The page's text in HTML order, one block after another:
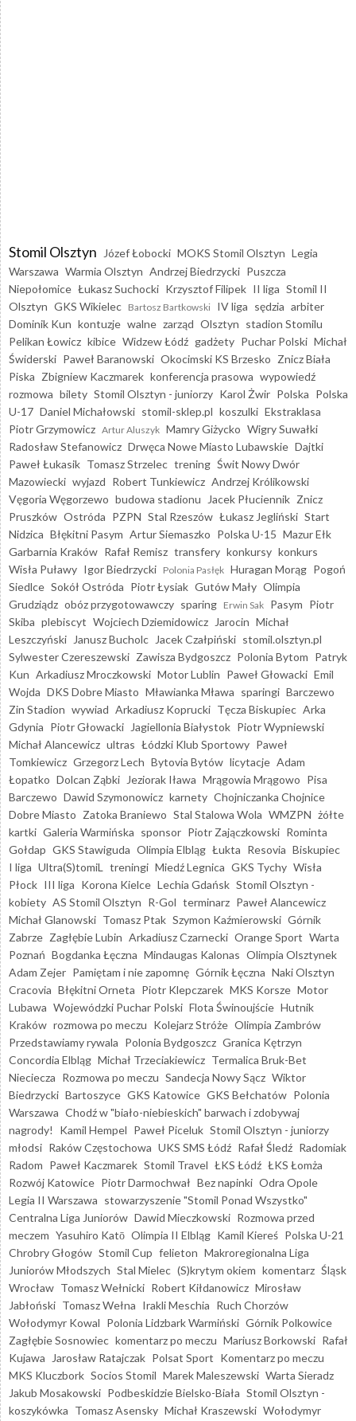
Stomil Olsztyn Józef Łobocki MOKS Stomil Olsztyn Legia
Warszawa Warmia Olsztyn Andrzej Biedrzycki Puszcza
Niepołomice Łukasz Suchocki Krzysztof Filipek II liga Stomil II
Olsztyn GKS Wikielec Bartosz Bartkowski IV liga sędzia arbiter
Dominik Kun kontuzje walne zarząd Olsztyn stadion Stomilu
Pelikan Łowicz kibice Widzew Łódź gadżety Puchar Polski Michał
Świderski Paweł Baranowski Okocimski KS Brzesko Znicz Biała
Piska Zbigniew Kaczmarek konferencja prasowa wypowiedź
rozmowa bilety Stomil Olsztyn - juniorzy Karol Żwir Polska Polska
U-17 Daniel Michałowski stomil-sklep.pl koszulki Ekstraklasa
Piotr Grzymowicz Artur Aluszyk Mamry Giżycko Wigry Suwałki
Radosław Stefanowicz Drwęca Nowe Miasto Lubawskie Dajtki
Paweł Łukasik Tomasz Strzelec trening Świt Nowy Dwór
Mazowiecki wyjazd Robert Tunkiewicz Andrzej Królikowski
Vęgoria Węgorzewo budowa stadionu Jacek Płuciennik Znicz
Pruszków Ostróda PZPN Stal Rzeszów Łukasz Jegliński Start
Nidzica Błękitni Pasym Artur Siemaszko Polska U-15 Mazur Ełk
Garbarnia Kraków Rafał Remisz transfery konkursy konkurs
Wisła Puławy Igor Biedrzycki Polonia Pasłęk Huragan Morąg Pogoń
Siedlce Sokół Ostróda Piotr Łysiak Gutów Mały Olimpia
Grudziądz obóz przygotowawczy sparing Erwin Sak Pasym Piotr
Skiba plebiscyt Wojciech Dziemidowicz Jarocin Michał
Leszczyński
Janusz Bucholc Jacek Czałpiński stomil.olsztyn.pl
Sylwester Czereszewski Zawisza Bydgoszcz Polonia Bytom Patryk
Kun Arkadiusz Mroczkowski Motor Lublin Paweł Głowacki Emil
Wojda DKS Dobre Miasto Mławianka Mława sparingi Barczewo
Zin Stadion wywiad Arkadiusz Koprucki Tęcza Biskupiec Arka
Gdynia Piotr Głowacki Jagiellonia Białystok Piotr Wypniewski
Michał Alancewicz ultras Łódzki Klub Sportowy Paweł
Tomkiewicz Grzegorz Lech Bytovia Bytów licytacje Adam
Łopatko Dolcan Ząbki Jeziorak Iława Mrągowia Mrągowo Pisa
Barczewo Dawid Szymonowicz karnety Chojniczanka Chojnice
Dobre Miasto Zatoka Braniewo Stal Stalowa Wola WMZPN żółte
kartki Galeria Warmińska sponsor Piotr Zajączkowski Rominta
Gołdap GKS Stawiguda Olimpia Elbląg Łukta Resovia Biskupiec
I liga Ultra(S)tomiL treningi Miedź Legnica GKS Tychy Wisła
Płock III liga Korona Kielce Lechia Gdańsk Stomil Olsztyn -
kobiety AS Stomil Olsztyn R-Gol terminarz Paweł Alancewicz
Michał Glanowski Tomasz Ptak Szymon Kaźmierowski Górnik
Zabrze Zagłębie Lubin Arkadiusz Czarnecki Orange Sport Warta
Poznań Bogdanka Łęczna Mindaugas Kalonas Olimpia Olsztynek
Adam Zejer Pamiętam i nie zapomnę Górnik Łęczna Naki Olsztyn
Cracovia Błękitni Orneta Piotr Klepczarek MKS Korsze Motor
Lubawa Wojewódzki Puchar Polski Flota Świnoujście Hutnik
Kraków rozmowa po meczu Kolejarz Stróże Olimpia Zambrów
Przedstawiamy rywala Polonia Bydgoszcz Granica Kętrzyn
Concordia Elbląg Michał Trzeciakiewicz Termalica Bruk-Bet
Nieciecza Rozmowa po meczu Sandecja Nowy Sącz Wiktor
Biedrzycki Bartoszyce GKS Katowice GKS Bełchatów Polonia
Warszawa Chodź w "biało-niebieskich" barwach i zdobywaj
nagrody!
Kamil Hempel Paweł Piceluk Stomil Olsztyn - juniorzy
młodsi Raków Częstochowa UKS SMS Łódź Rafał Śledź Radomiak
Radom Paweł Kaczmarek Stomil Travel ŁKS Łódź ŁKS Łomża
Rozwój Katowice Piotr Darmochwał Bez napinki Odra Opole
Legia II Warszawa stowarzyszenie "Stomil Ponad Wszystko"
Centralna Liga Juniorów Dawid Mieczkowski Rozmowa przed
meczem Yasuhiro Katō Olimpia II Elbląg Kamil Kiereś Polska U-21
Chrobry Głogów Stomil Cup felieton Makroregionalna Liga
Juniorów Młodszych Stal Mielec (S)krytym okiem komentarz Śląsk
Wrocław Tomasz Wełnicki Robert Kiłdanowicz Mirosław
Jabłoński Tomasz Wełna Irakli Meschia Ruch Chorzów
Wołodymyr Kowal Polonia Lidzbark Warmiński Górnik Polkowice
Zagłębie Sosnowiec komentarz po meczu Mariusz Borkowski Rafał
Kujawa
Jarosław Ratajczak Polsat Sport Komentarz po meczu
MKS Kluczbork Socios Stomil Marek Maleszewski Warta Sieradz
Jakub Mosakowski Podbeskidzie Bielsko-Biała Stomil Olsztyn -
koszykówka Tomasz Asensky Michał Kraszewski Wołodymyr